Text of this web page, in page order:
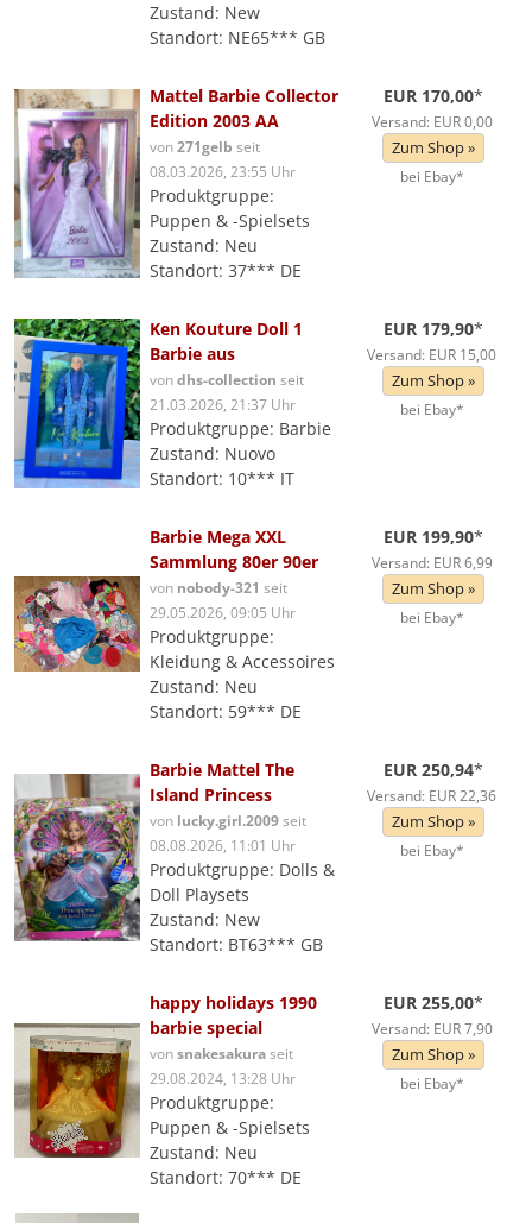
Zustand: New
Standort: NE65*** GB
Mattel Barbie Collector
Edition 2003 AA
von271gelb seit
08.03.2026, 23:55 Uhr
Produktgruppe:
Puppen & -Spielsets
Zustand: Neu
Standort: 37*** DE
EUR 170,00*
Versand: EUR 0,00
Zum Shop »
bei Ebay*
Ken Kouture Doll 1
Barbie aus
vondhs-collection seit
21.03.2026, 21:37 Uhr
Produktgruppe: Barbie
Zustand: Nuovo
Standort: 10*** IT
EUR 179,90*
Versand: EUR 15,00
Zum Shop »
bei Ebay*
Barbie Mega XXL
Sammlung 80er 90er
von nobody-321 seit
29.05.2026, 09:05 Uhr
Produktgruppe:
Kleidung & Accessoires
Zustand: Neu
Standort: 59*** DE
EUR 199,90*
Versand: EUR 6,99
Zum Shop »
bei Ebay*
Barbie Mattel The
Island Princess
von lucky.girl.2009seit
08.08.2026, 11:01 Uhr
Produktgruppe: Dolls &
Doll Playsets
Zustand: New
Standort: BT63*** GB
EUR 250,94*
Versand: EUR 22,36
Zum Shop »
bei Ebay*
happy holidays 1990
barbie special
vonsnakesakuraseit
29.08.2024, 13:28 Uhr
Produktgruppe:
Puppen & -Spielsets
Zustand: Neu
Standort: 70*** DE
EUR 255,00*
Versand: EUR 7,90
Zum Shop »
bei Ebay*